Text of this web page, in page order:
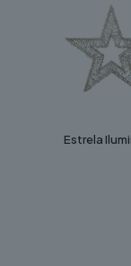
Estrela